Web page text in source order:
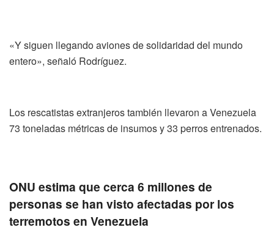
«Y siguen llegando aviones de solidaridad del mundo
entero», señaló Rodríguez.
Los rescatistas extranjeros también llevaron a Venezuela
73 toneladas métricas de insumos y 33 perros entrenados.
ONU estima que cerca 6 millones de
personas se han visto afectadas por los
terremotos en Venezuela